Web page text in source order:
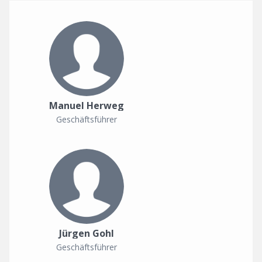
Manuel Herweg
Geschäftsführer
Jürgen Gohl
Geschäftsführer